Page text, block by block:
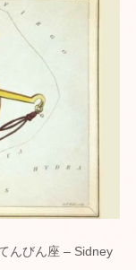
んびん座 – Sidney